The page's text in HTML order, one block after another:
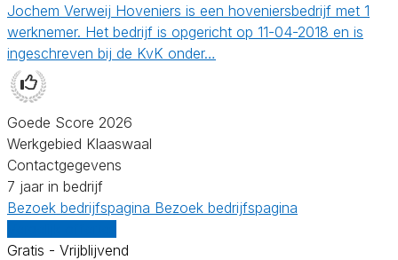
Jochem Verweij Hoveniers is een hoveniersbedrijf met 1
werknemer. Het bedrijf is opgericht op 11-04-2018 en is
ingeschreven bij de KvK onder…
Goede Score 2026
Werkgebied Klaaswaal
Contactgegevens
7 jaar in bedrijf
Bezoek bedrijfspagina Bezoek bedrijfspagina
Gratis - Vrijblijvend